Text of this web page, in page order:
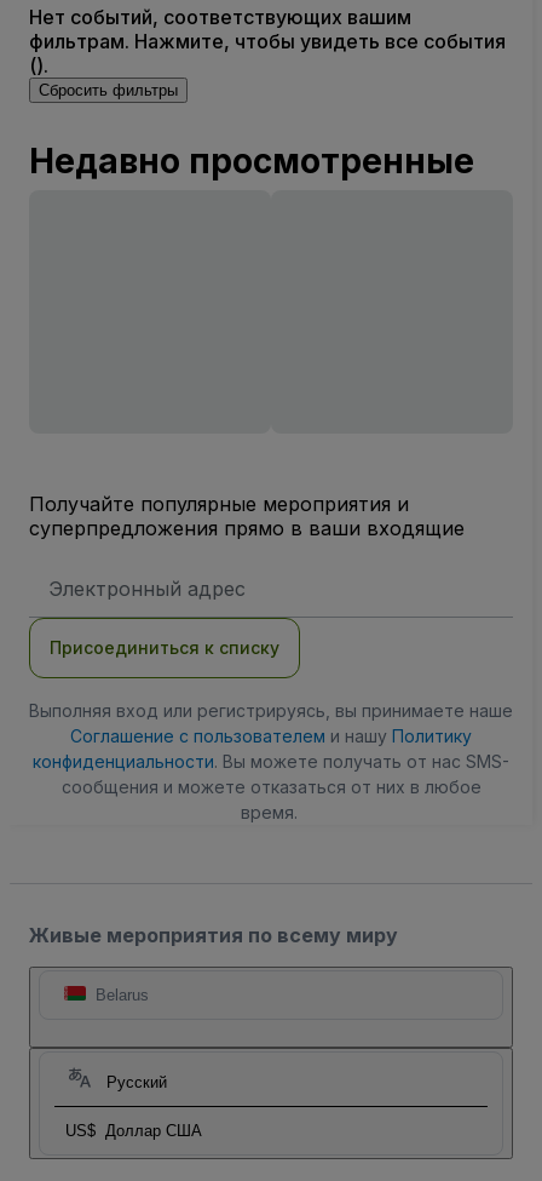
Нет событий, соответствующих вашим
фильтрам. Нажмите, чтобы увидеть все события
().
Сбросить фильтры
Недавно просмотренные
Получайте популярные мероприятия и
суперпредложения прямо в ваши входящие
электронной
Присоединиться к списку
Выполняя вход или регистрируясь, вы принимаете наше
Соглашение с пользователем и нашу Политику
конфиденциальности. Вы можете получать от нас SMS-
сообщения и можете отказаться от них в любое
время.
Живые мероприятия по всему миру
Belarus
Русский
US$ Доллар США